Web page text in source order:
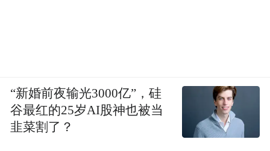
“新婚前夜输光3000亿”，硅
谷最红的25岁AI股神也被当
韭菜割了？